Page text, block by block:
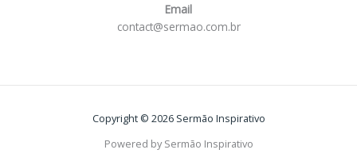
Email
contact@sermao.com.br
Copyright © 2026 Sermão Inspirativo
Powered by Sermão Inspirativo